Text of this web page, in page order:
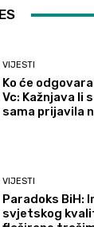
VIJESTI
Ko će
Vc: Kažnjava li
sama prijavila
VIJESTI
Paradoks BiH:
svjetskog